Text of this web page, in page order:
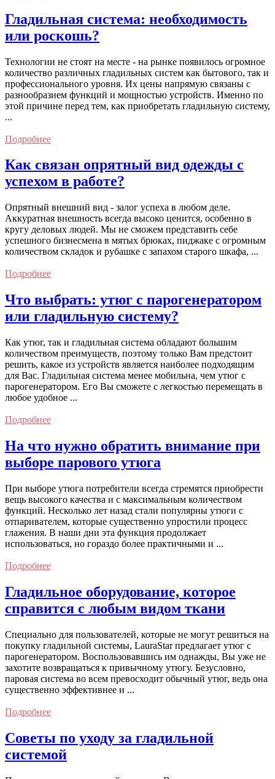
Гладильная система: необходимость
или роскошь?
Технологии не стоят на месте - на рынке появилось огромное
количество различных гладильных систем как бытового, так и
профессионального уровня. Их цены напрямую связаны с
разнообразием функций и мощностью устройств. Именно по
этой причине перед тем, как приобретать гладильную систему,
...
Подробнее
Как связан опрятный вид одежды с
успехом в работе?
Опрятный внешний вид - залог успеха в любом деле.
Аккуратная внешность всегда высоко ценится, особенно в
кругу деловых людей. Мы не сможем представить себе
успешного бизнесмена в мятых брюках, пиджаке с огромным
количеством складок и рубашке с запахом старого шкафа, ...
Подробнее
Что выбрать: утюг с парогенератором
или гладильную систему?
Как утюг, так и гладильная система обладают большим
количеством преимуществ, поэтому только Вам предстоит
решить, какое из устройств является наиболее подходящим
для Вас. Гладильная система менее мобильна, чем утюг с
парогенератором. Его Вы сможете с легкостью перемещать в
любое удобное ...
Подробнее
На что нужно обратить внимание при
выборе парового утюга
При выборе утюга потребители всегда стремятся приобрести
вещь высокого качества и с максимальным количеством
функций. Несколько лет назад стали популярны утюги с
отпаривателем, которые существенно упростили процесс
глажения. В наши дни эта функция продолжает
использоваться, но гораздо более практичными и ...
Подробнее
Гладильное оборудование, которое
справится с любым видом ткани
Специально для пользователей, которые не могут решиться на
покупку гладильной системы, LauraStar предлагает утюг с
парогенератором. Воспользовавшись им однажды, Вы уже не
захотите возвращаться к привычному утюгу. Безусловно,
паровая система во всем превосходит обычный утюг, ведь она
существенно эффективнее и ...
Подробнее
Советы по уходу за гладильной
системой